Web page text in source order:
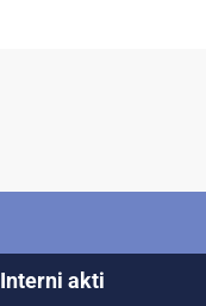
Interni akti